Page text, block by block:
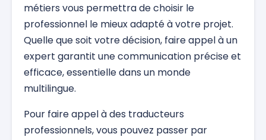
métiers vous permettra de choisir le
professionnel le mieux adapté à votre projet.
Quelle que soit votre décision, faire appel à un
expert garantit une communication précise et
efficace, essentielle dans un monde
multilingue.
Pour faire appel à des traducteurs
professionnels, vous pouvez passer par